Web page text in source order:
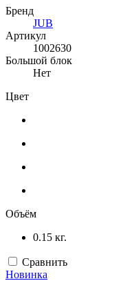
Бренд
JUB
Артикул
1002630
Большой блок
Нет
Цвет
Объём
0.15 кг.
Сравнить
Новинка